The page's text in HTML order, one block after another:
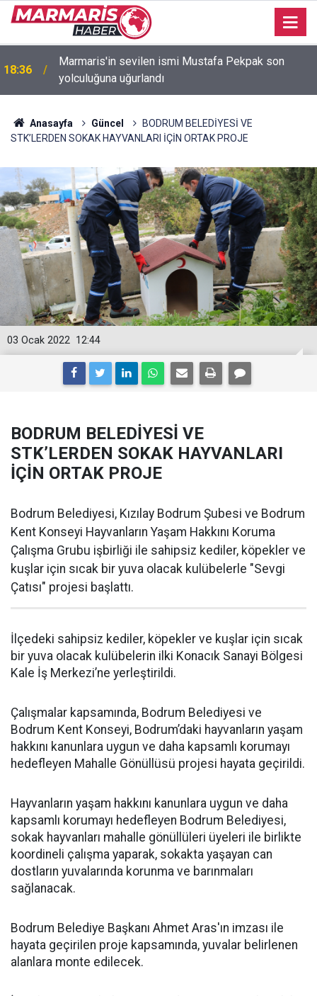
18:36
Marmaris'in sevilen ismi Mustafa Pekpak son
16:35
Bakan Fidan: "Körfez'de devam eden savaş
dikkatimizi Filistin meselesinden ayırmadı"
Anasayfa Güncel
BODRUM BELEDİYESİ VE
STK’LERDEN SOKAK HAYVANLARI İÇİN ORTAK PROJE
12:44
03 Ocak 2022
BODRUM BELEDİYESİ VE
STK’LERDEN SOKAK HAYVANLARI
İÇİN ORTAK PROJE
Bodrum Belediyesi, Kızılay Bodrum Şubesi ve Bodrum
Kent Konseyi Hayvanların Yaşam Hakkını Koruma
Çalışma Grubu işbirliği ile sahipsiz kediler, köpekler ve
kuşlar için sıcak bir yuva olacak kulübelerle "Sevgi
Çatısı" projesi başlattı.
İlçedeki sahipsiz kediler, köpekler ve kuşlar için sıcak
bir yuva olacak kulübelerin ilki Konacık Sanayi Bölgesi
Kale İş Merkezi’ne yerleştirildi.
Çalışmalar kapsamında, Bodrum Belediyesi ve
Bodrum Kent Konseyi, Bodrum’daki hayvanların yaşam
hakkını kanunlara uygun ve daha kapsamlı korumayı
hedefleyen Mahalle Gönüllüsü projesi hayata geçirildi.
Hayvanların yaşam hakkını kanunlara uygun ve daha
kapsamlı korumayı hedefleyen Bodrum Belediyesi,
sokak hayvanları mahalle gönüllüleri üyeleri ile birlikte
koordineli çalışma yaparak, sokakta yaşayan can
dostların yuvalarında korunma ve barınmaları
sağlanacak.
Bodrum Belediye Başkanı Ahmet Aras'ın imzası ile
hayata geçirilen proje kapsamında, yuvalar belirlenen
alanlara monte edilecek.